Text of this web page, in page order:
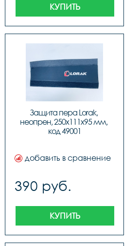
КУПИТЬ
Защита пера Lorak,
неопрен, 250х111х95 мм,
код 49001
добавить в сравнение
390 руб.
КУПИТЬ